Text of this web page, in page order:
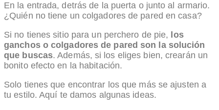
En la entrada, detrás de la puerta o junto al armario.
¿Quién no tiene un colgadores de pared en casa?
Si no tienes sitio para un perchero de pie, los
ganchos o colgadores de pared son la solución
que buscas. Además, si los eliges bien, crearán un
bonito efecto en la habitación.
Solo tienes que encontrar los que más se ajusten a
tu estilo. Aquí te damos algunas ideas.